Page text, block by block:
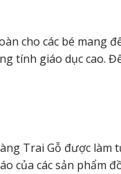
cho các bé mang
tính giáo dục cao.
Trai Gỗ được
của các sản phẩm